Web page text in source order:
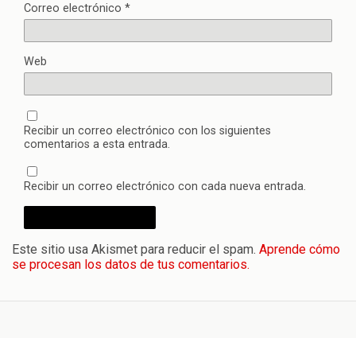
Correo electrónico *
Web
Recibir un correo electrónico con los siguientes
comentarios a esta entrada.
Recibir un correo electrónico con cada nueva entrada.
Este sitio usa Akismet para reducir el spam. Aprende cómo
se procesan los datos de tus comentarios.